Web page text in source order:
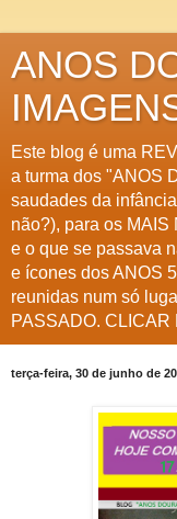
ANOS
Este blog é uma
a turma dos "ANOS
saudades da
não?), para os
e o que se passava
e ícones dos ANOS
reunidas num só
PASSADO. CLICAR
terça-feira, 30 de junho de